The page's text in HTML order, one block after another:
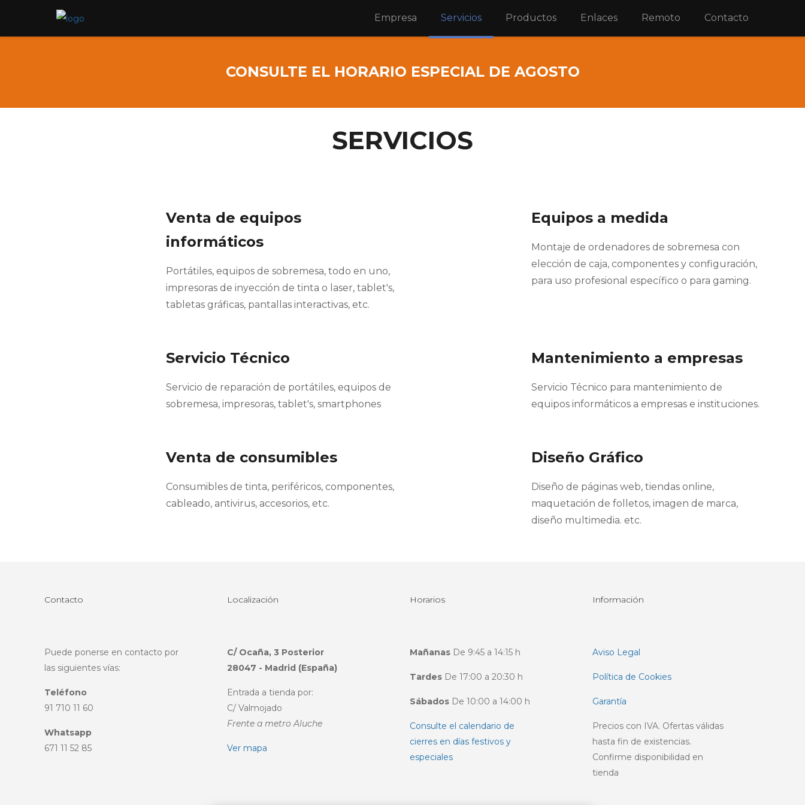
Empresa Servicios Productos Enlaces Remoto Contacto
CONSULTE EL HORARIO ESPECIAL DE AGOSTO
SERVICIOS
Venta de equipos
informáticos
Portátiles, equipos de sobremesa, todo en uno,
impresoras de inyección de tinta o laser, tablet's,
tabletas gráficas, pantallas interactivas, etc.
Equipos a medida
Montaje de ordenadores de sobremesa con
elección de caja, componentes y configuración,
para uso profesional específico o para gaming.
Servicio Técnico
Servicio de reparación de portátiles, equipos de
sobremesa, impresoras, tablet's, smartphones
Mantenimiento a empresas
Servicio Técnico para mantenimiento de
equipos informáticos a empresas e instituciones.
Venta de consumibles
Consumibles de tinta, periféricos, componentes,
cableado, antivirus, accesorios, etc.
Diseño Gráfico
Diseño de páginas web, tiendas online,
maquetación de folletos, imagen de marca,
diseño multimedia. etc.
Contacto
Puede ponerse en contacto por
las siguientes vías:
Teléfono
91 710 11 60
Whatsapp
671 11 52 85
Localización
C/ Ocaña, 3 Posterior
28047 - Madrid (España)
Entrada a tienda por:
C/ Valmojado
Frente a metro Aluche
Ver mapa
Horarios
Mañanas De 9:45 a 14:15 h
Tardes De 17:00 a 20:30 h
Sábados De 10:00 a 14:00 h
Consulte el calendario de
cierres en días festivos y
especiales
Información
Aviso Legal
Política de Cookies
Garantía
Precios con IVA. Ofertas válidas
hasta fin de existencias.
Confirme disponibilidad en
tienda